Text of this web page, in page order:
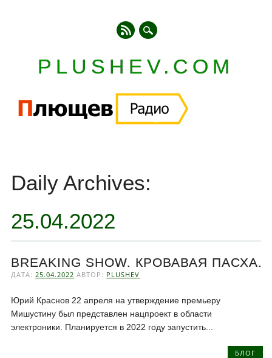
PLUSHEV.COM
content
Daily Archives:
25.04.2022
BREAKING SHOW. КРОВАВАЯ ПАСХА.
ДАТА:25.04.2022 АВТОР: PLUSHEV
Юрий Краснов 22 апреля на утверждение премьеру
Мишустину был представлен нацпроект в области
электроники. Планируется в 2022 году запустить...
БЛОГ